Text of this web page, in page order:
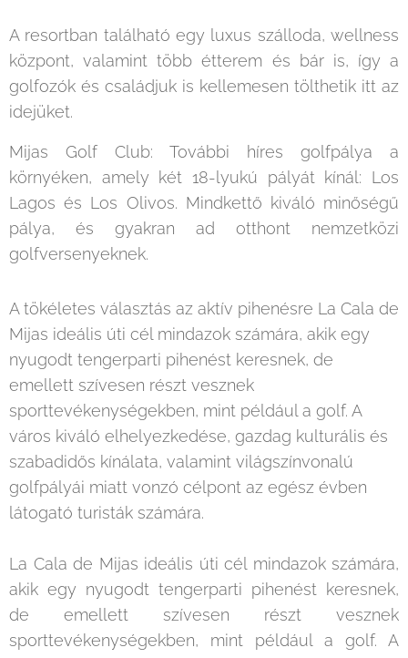
A resortban található egy luxus szálloda, wellness
központ, valamint több étterem és bár is, így a
golfozók és családjuk is kellemesen tölthetik itt az
idejüket.
Mijas Golf Club: További híres golfpálya a
környéken, amely két 18-lyukú pályát kínál: Los
Lagos és Los Olivos. Mindkettő kiváló minőségű
pálya, és gyakran ad otthont nemzetközi
golfversenyeknek.
A tökéletes választás az aktív pihenésre La Cala de
Mijas ideális úti cél mindazok számára, akik egy
nyugodt tengerparti pihenést keresnek, de
emellett szívesen részt vesznek
sporttevékenységekben, mint például a golf. A
város kiváló elhelyezkedése, gazdag kulturális és
szabadidős kínálata, valamint világszínvonalú
golfpályái miatt vonzó célpont az egész évben
látogató turisták számára.
La Cala de Mijas ideális úti cél mindazok számára,
akik egy nyugodt tengerparti pihenést keresnek,
de emellett szívesen részt vesznek
sporttevékenységekben, mint például a golf. A